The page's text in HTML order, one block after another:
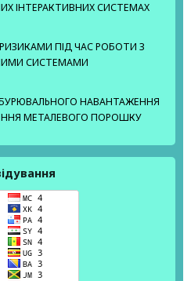
ІНТЕРАКТИВНИХ СИСТЕМАХ
ПІД ЧАС РОБОТИ З
СИСТЕМАМИ
НАВАНТАЖЕННЯ
МЕТАЛЕВОГО ПОРОШКУ